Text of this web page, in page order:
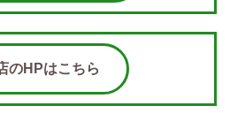
のHPはこちら